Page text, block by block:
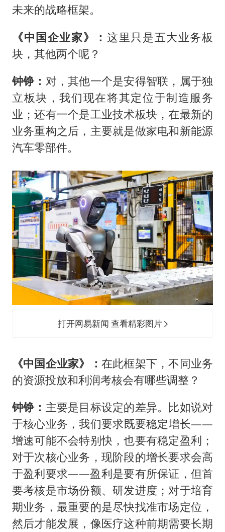
未来的战略框架。
《中国企业家》： 这里只是五大业务板
块，其他两个呢？
钟铮： 对，其他一个是安得智联，属于独
立板块，我们现在将其定位于制造服务
业；还有一个是工业技术板块，在最新的
业务重构之后，主要就是做家电和新能源
汽车零部件。
打开网易新闻 查看精彩图片
《中国企业家》： 在此框架下，不同业务
的资源投放和利润考核会有哪些调整？
钟铮： 主要是目标设定的差异。比如说对
于核心业务，我们要求既要稳定增长——
增速可能不会特别快，也要有稳定盈利；
对于次核心业务，现阶段的增长要求会高
于盈利要求——盈利是要有所保证，但首
要考核是市场份额、研发进度；对于培育
期业务，最重要的是尽快找准市场定位，
然后才能发展，像医疗这种前期需要长期